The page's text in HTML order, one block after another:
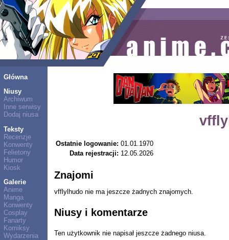
Główna
Niusy
Archiwum
Inne serwisy
Dodaj niusa
Teksty
Recenzje
Konwenty
Felietony
Humor
Kiosk
Galerie
Anime
Manga
Konwenty
Cosplay
Fanarty
Komiksy
Wydarzenia
Ostatnie logowanie: 01.01.1970
Data rejestracji: 12.05.2026
Znajomi
vfflylhudo nie ma jeszcze żadnych znajomych.
Niusy i komentarze
Ten użytkownik nie napisał jeszcze żadnego niusa.